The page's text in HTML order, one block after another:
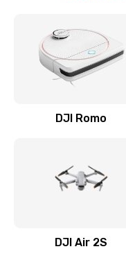
DJI Romo
DJI Air 2S